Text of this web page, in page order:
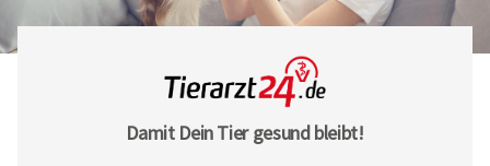
Damit Dein Tier gesund bleibt!